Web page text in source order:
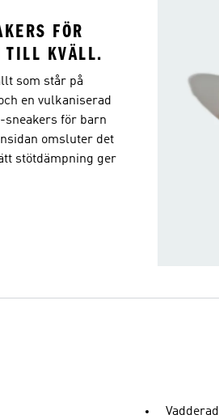
FÖR
TILL KVÄLL.
som står på
en vulkaniserad
sneakers för barn
omsluter det
stötdämpning ger